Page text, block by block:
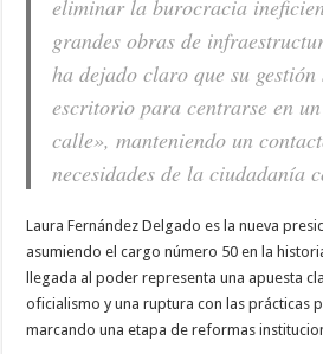
eliminar la burocracia
grandes obras de
ha dejado claro que su
escritorio para centrarse en
calle», manteniendo un
necesidades de la ciudadanía
Laura Fernández Delgado es la nueva
asumiendo el cargo número 50 en la
llegada al poder representa una apuesta
oficialismo y una ruptura con las prácticas
marcando una etapa de reformas